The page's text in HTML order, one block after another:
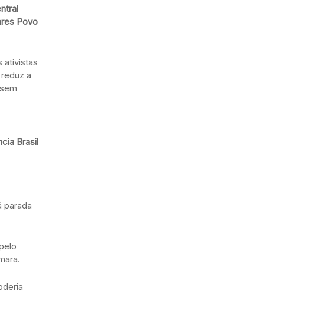
Povo
ativistas
a
Brasil
parada